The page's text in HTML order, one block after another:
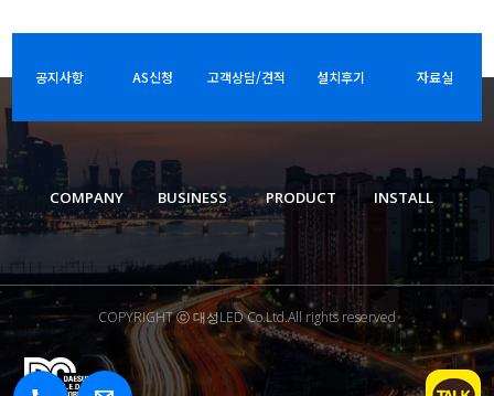
공지사항 AS신청 고객상담/견적 설치후기 자료실
COMPANY BUSINESS PRODUCT INSTALL
COPYRIGHT ⓒ 대성LED Co.Ltd.All rights reserved